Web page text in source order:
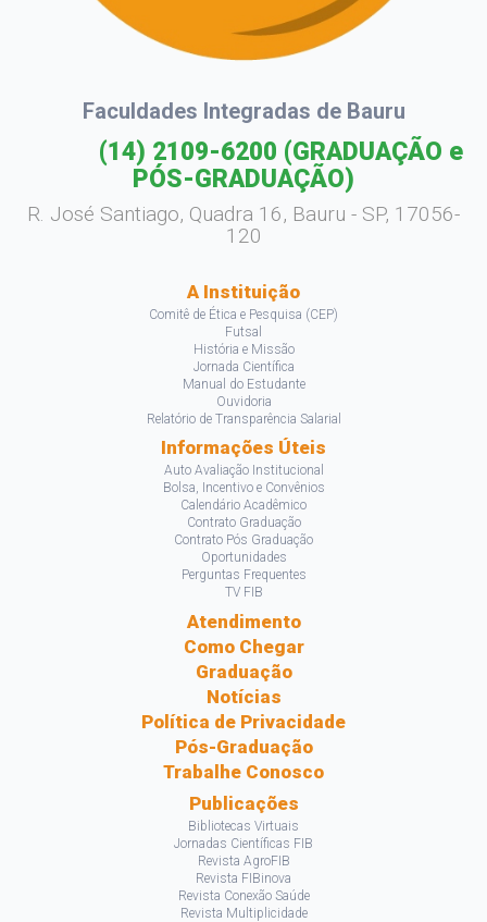
Faculdades Integradas de Bauru
(14) 2109-6200 (GRADUAÇÃO e
PÓS-GRADUAÇÃO)
R. José Santiago, Quadra 16, Bauru - SP, 17056-
120
A Instituição
Comitê de Ética e Pesquisa (CEP)
Futsal
História e Missão
Jornada Científica
Manual do Estudante
Ouvidoria
Relatório de Transparência Salarial
Informações Úteis
Auto Avaliação Institucional
Bolsa, Incentivo e Convênios
Calendário Acadêmico
Contrato Graduação
Contrato Pós Graduação
Oportunidades
Perguntas Frequentes
TV FIB
Atendimento
Como Chegar
Graduação
Notícias
Política de Privacidade
Pós-Graduação
Trabalhe Conosco
Publicações
Bibliotecas Virtuais
Jornadas Científicas FIB
Revista AgroFIB
Revista FIBinova
Revista Conexão Saúde
Revista Multiplicidade